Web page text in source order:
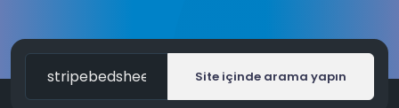
Site içinde arama yapın